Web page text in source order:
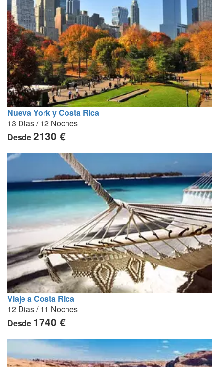
Nueva York y Costa Rica
13 Dias / 12 Noches
Desde2130 €
Viaje a Costa Rica
12 Dias / 11 Noches
Desde 1740 €